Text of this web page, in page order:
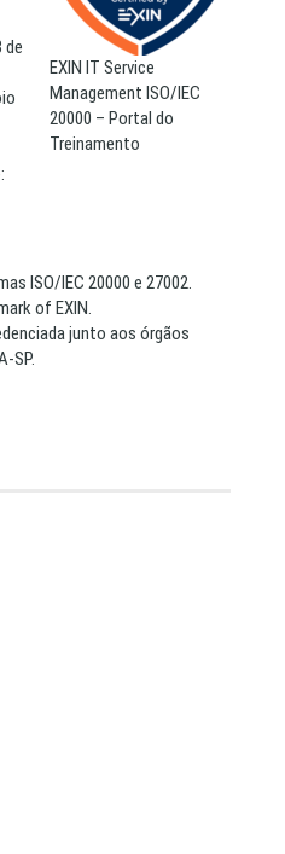
EXIN IT Service
Management ISO/IEC
20000 – Portal do
Treinamento
de
ISO/IEC 20000 e 27002.
of EXIN.
junto aos órgãos
SP.